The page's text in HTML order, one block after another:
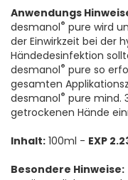
Anwendungs
desmanol® pure wird
der Einwirkzeit bei der
Händedesinfektion
desmanol® pure so
gesamten
desmanol® pure mind.
getrockenen Hände
Inhalt: 100ml - EXP
Besondere Hinweise: